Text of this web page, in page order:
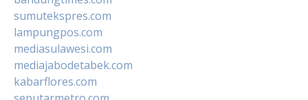
sumutekspres.com
lampungpos.com
mediasulawesi.com
mediajabodetabek.com
kabarflores.com